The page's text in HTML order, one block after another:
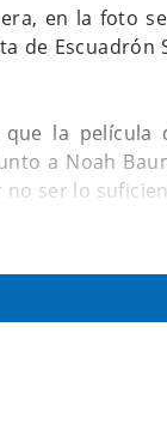
en la foto
de
que la
a Noah
no ser lo
cines en los